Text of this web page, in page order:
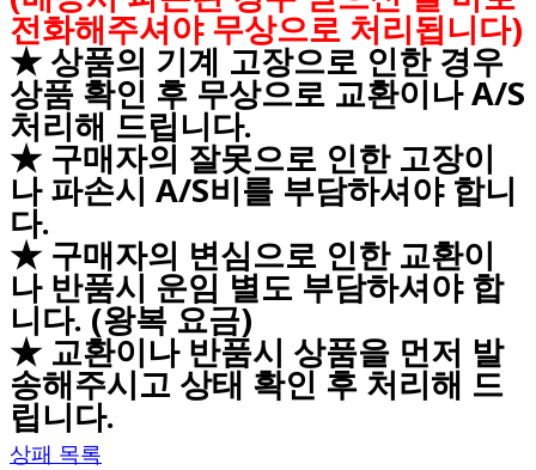
전화해주셔야 무상으로 처리됩니다)
★ 상품의 기계 고장으로 인한 경우
상품 확인 후 무상으로 교환이나 A/S
처리해 드립니다.
★ 구매자의 잘못으로 인한 고장이
나 파손시 A/S비를 부담하셔야 합니
다.
★ 구매자의 변심으로 인한 교환이
나 반품시 운임 별도 부담하셔야 합
니다. (왕복 요금)
★ 교환이나 반품시 상품을 먼저 발
송해주시고 상태 확인 후 처리해 드
립니다.
상패 목록